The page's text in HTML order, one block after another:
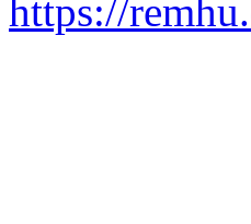
https://